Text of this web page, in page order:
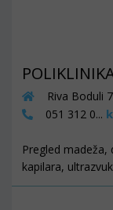
Riva Boduli
051 312 0...
Pregled
kapilara,